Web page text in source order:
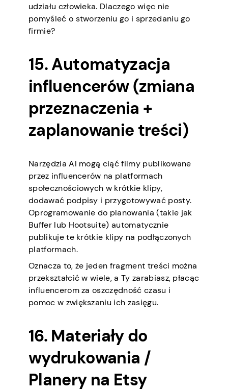
udziału człowieka. Dlaczego więc nie
pomyśleć o stworzeniu go i sprzedaniu go
firmie?
15. Automatyzacja
influencerów (zmiana
przeznaczenia +
zaplanowanie treści)
Narzędzia AI mogą ciąć filmy publikowane
przez influencerów na platformach
społecznościowych w krótkie klipy,
dodawać podpisy i przygotowywać posty.
Oprogramowanie do planowania (takie jak
Buffer lub Hootsuite) automatycznie
publikuje te krótkie klipy na podłączonych
platformach.
Oznacza to, że jeden fragment treści można
przekształcić w wiele, a Ty zarabiasz, płacąc
influencerom za oszczędność czasu i
pomoc w zwiększaniu ich zasięgu.
16. Materiały do
wydrukowania /
Planery na Etsy